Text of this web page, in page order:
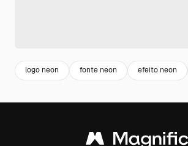
logo neon fonte neon efeito neon